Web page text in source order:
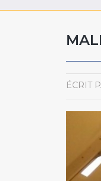
ÉCRIT